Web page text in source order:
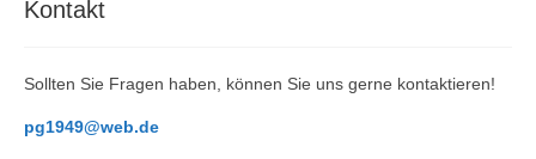
Kontakt
Sollten Sie Fragen haben, können Sie uns gerne kontaktieren!
pg1949@web.de